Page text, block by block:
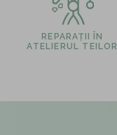
REPARAȚII ÎN
ATELIERUL TEILOR